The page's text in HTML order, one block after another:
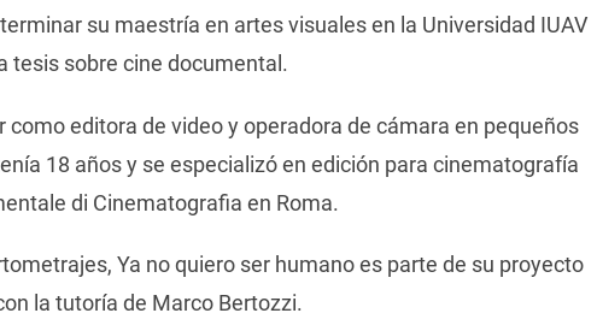
su maestría en artes visuales en la Universidad IUAV
tesis sobre cine documental.
como editora de video y operadora de cámara en pequeños
18 años y se especializó en edición para cinematografía
di Cinematografia en Roma.
Ya no quiero ser humano es parte de su proyecto
la tutoría de Marco Bertozzi.